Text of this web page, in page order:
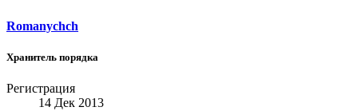
Romanychch
Хранитель порядка
Регистрация
14 Дек 2013